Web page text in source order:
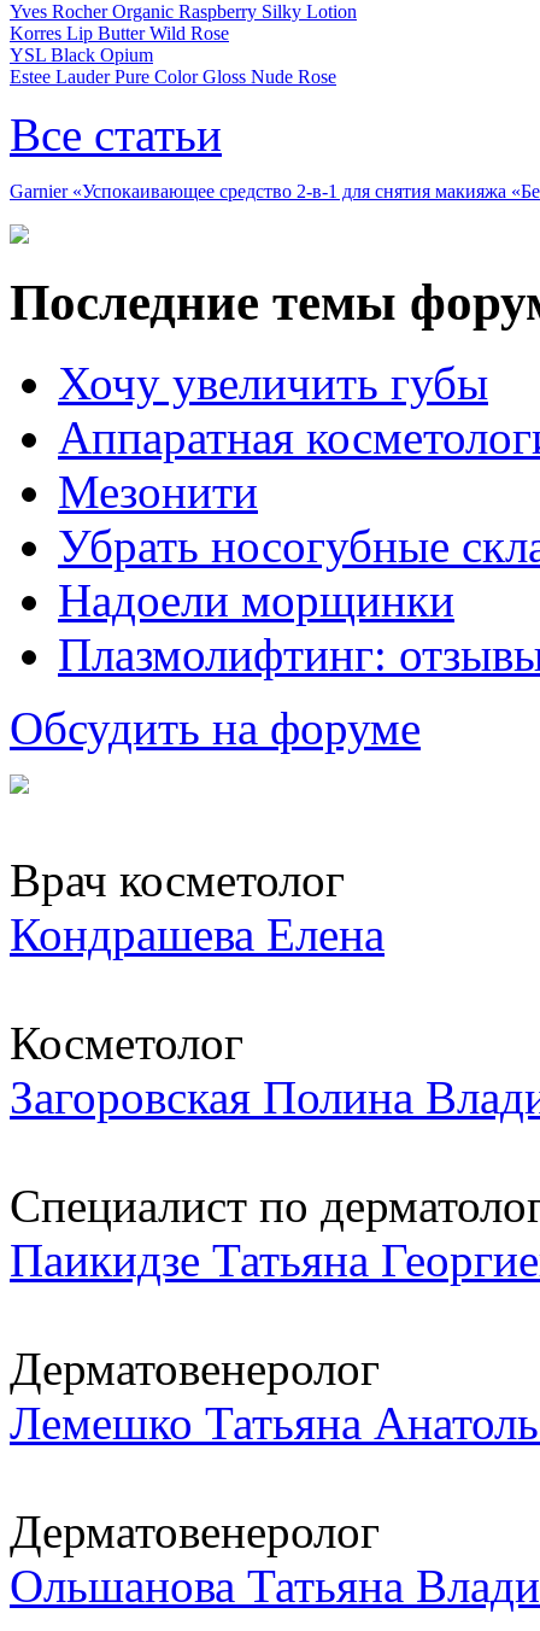
Yves Rocher Organic Raspberry Silky Lotion
Korres Lip Butter Wild Rose
YSL Black Opium
Estee Lauder Pure Color Gloss Nude Rose
Все статьи
Garnier «Успокаивающее средство 2-в-1 для снятия макияжа
Последние темы
Хочу увеличить губы
Аппаратная
Мезонити
Убрать носогубные
Надоели морщинки
Плазмолифтинг:
Обсудить на форуме
Врач косметолог
Кондрашева Елена
Косметолог
Загоровская Полина
Специалист по
Паикидзе Татьяна
Дерматовенеролог
Лемешко Татьяна
Дерматовенеролог
Ольшанова Татьяна